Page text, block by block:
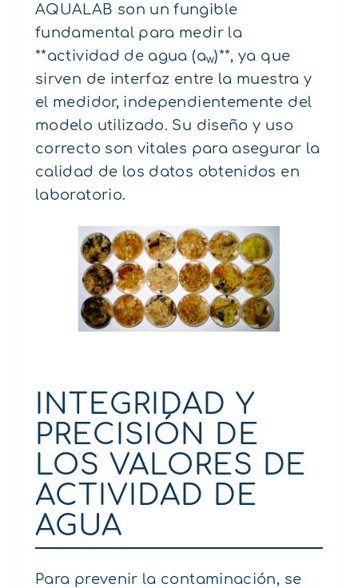
AQUALAB son un fungible
fundamental para medir la
**actividad de agua (aw)**, ya que
sirven de interfaz entre la muestra y
el medidor, independientemente del
modelo utilizado. Su diseño y uso
correcto son vitales para asegurar la
calidad de los datos obtenidos en
laboratorio.
INTEGRIDAD Y
PRECISIÓN DE
LOS VALORES DE
ACTIVIDAD DE
AGUA
Para prevenir la contaminación, se